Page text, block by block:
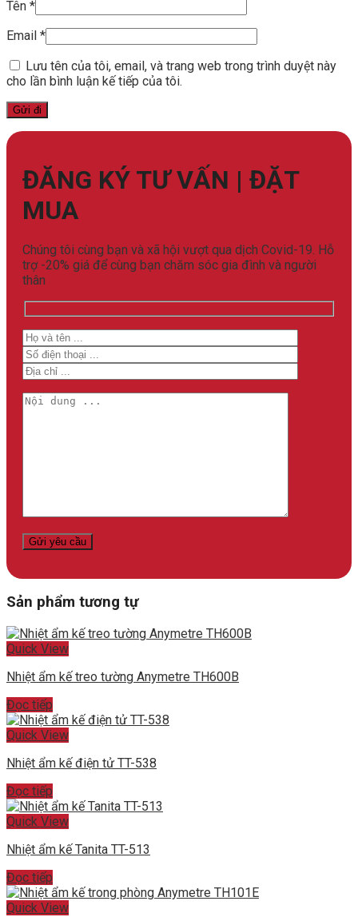
Tên *
Email *
Lưu tên của tôi, email, và trang web trong trình duyệt này
cho lần bình luận kế tiếp của tôi.
ĐĂNG KÝ TƯ VẤN | ĐẶT
MUA
Chúng tôi cùng bạn và xã hội vượt qua dịch Covid-19. Hỗ
trợ -20% giá để cùng bạn chăm sóc gia đình và người
thân
Sản phẩm tương tự
Quick View
Nhiệt ẩm kế treo tường Anymetre TH600B
Đọc tiếp
Quick View
Nhiệt ẩm kế điện tử TT-538
Đọc tiếp
Quick View
Nhiệt ẩm kế Tanita TT-513
Đọc tiếp
Quick View